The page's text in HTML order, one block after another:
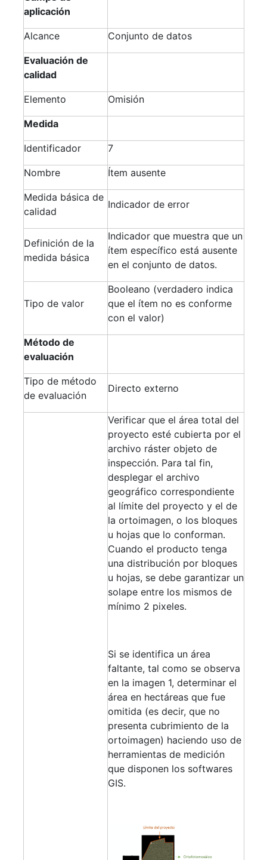
aplicación
Alcance Conjunto de datos
Evaluación de
calidad
Elemento Omisión
Medida
Identificador 7
Nombre Ítem ausente
Medida básica de
calidad
Indicador de error
Definición de la
medida básica
Indicador que muestra que un
ítem específico está ausente
en el conjunto de datos.
Tipo de valor
Booleano (verdadero indica
que el ítem no es conforme
con el valor)
Método de
evaluación
Tipo de método
de evaluación
Directo externo
Verificar que el área total del
proyecto esté cubierta por el
archivo ráster objeto de
inspección. Para tal fin,
desplegar el archivo
geográfico correspondiente
al límite del proyecto y el de
la ortoimagen, o los bloques
u hojas que lo conforman.
Cuando el producto tenga
una distribución por bloques
u hojas, se debe garantizar un
solape entre los mismos de
mínimo 2 pixeles.
Si se identifica un área
faltante, tal como se observa
en la imagen 1, determinar el
área en hectáreas que fue
omitida (es decir, que no
presenta cubrimiento de la
ortoimagen) haciendo uso de
herramientas de medición
que disponen los softwares
GIS.